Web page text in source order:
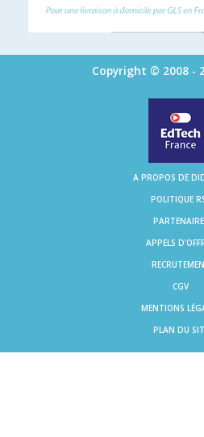
Copyright © 2008 -
A PROPOS DE
POLITIQUE
APPELS
CGV
MENTIONS
PLAN DU